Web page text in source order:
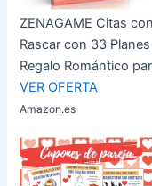
ZENAGAME Citas
Rascar con 33
Regalo Romántico
VER OFERTA
Amazon.es